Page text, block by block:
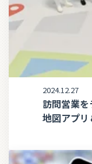
2024.12.27
訪問営業
地図アプ